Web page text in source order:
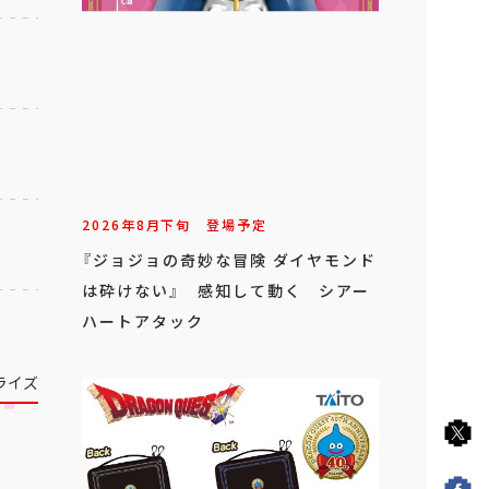
イズ
2026年8月下旬 登場予定
『ジョジョの奇妙な冒険 ダイヤモンド
は砕けない』 感知して動く シアー
ハートアタック